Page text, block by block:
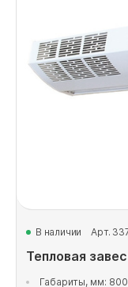
В наличии Арт.
Тепловая
Габариты, мм: